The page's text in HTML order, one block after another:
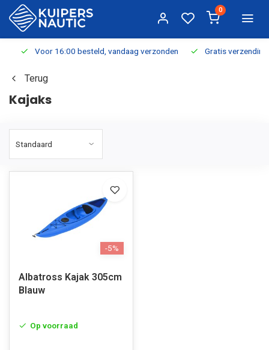
0
Voor 16:00 besteld, vandaag verzonden Gratis verzending
Terug
Kajaks
-5%
Albatross Kajak 305cm
Blauw
Op voorraad